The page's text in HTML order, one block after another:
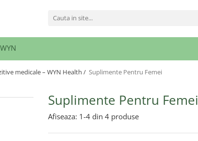
medicale – WYN Health / Suplimente Pentru Femei
Suplimente Pentru Femei
Afiseaza: 1-4 din 4 produse